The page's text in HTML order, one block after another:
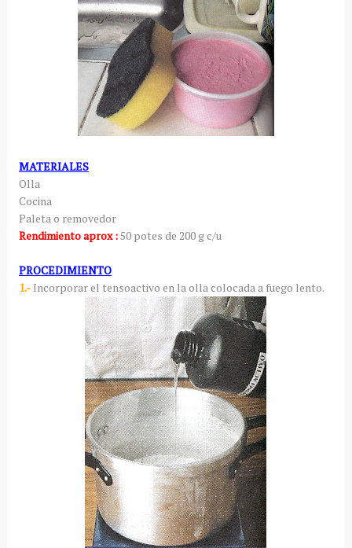
MATERIALES
Olla
Cocina
Paleta o removedor
Rendimiento aprox :50 potes de 200 g c/u
PROCEDIMIENTO
1.-Incorporar el tensoactivo en la olla colocada a fuego lento.